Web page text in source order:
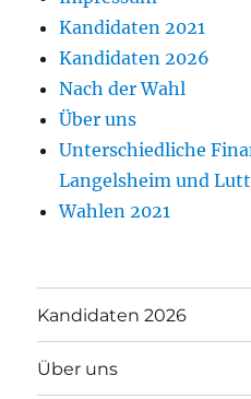
Kandidaten 2021
Kandidaten 2026
Nach der Wahl
Über uns
Unterschiedliche
Langelsheim und
Wahlen 2021
Kandidaten 2026
Über uns